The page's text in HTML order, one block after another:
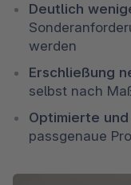
Deutlich
werden
Erschließung
selbst nach
Optimierte
passgenaue